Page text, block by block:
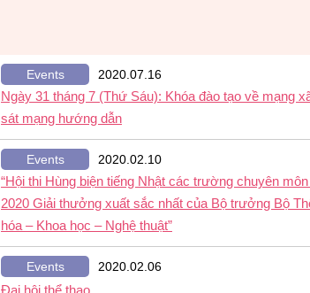
Events 2020.07.16
Ngày 31 tháng 7 (Thứ Sáu): Khóa đào tạo về mạng
sát mạng hướng dẫn
Events 2020.02.10
“Hội thi Hùng biện tiếng Nhật các trường chuyên
2020 Giải thưởng xuất sắc nhất của Bộ trưởng Bộ
hóa – Khoa học – Nghệ thuật”
Events 2020.02.06
Đại hội thể thao